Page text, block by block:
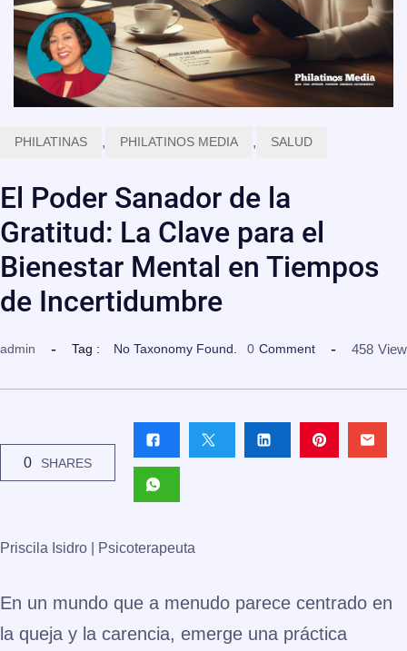
PHILATINAS , PHILATINOS MEDIA , SALUD
El Poder Sanador de la
Gratitud: La Clave para el
Bienestar Mental en Tiempos
de Incertidumbre
admin Tag : No Taxonomy Found. 0 Comment 458 View
0 SHARES
Priscila Isidro | Psicoterapeuta
En un mundo que a menudo parece centrado en
la queja y la carencia, emerge una práctica